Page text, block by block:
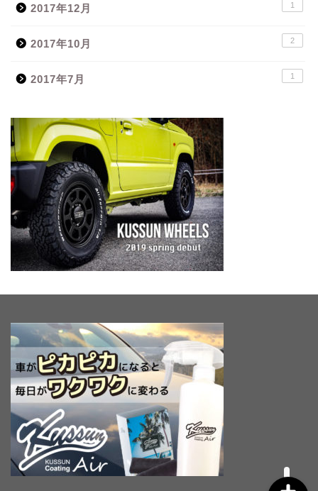
2017年12月 1
2017年10月 2
2017年7月 1
TOP
KUSSUN WHEELS
KUSSUN GARAGE
CONTACT